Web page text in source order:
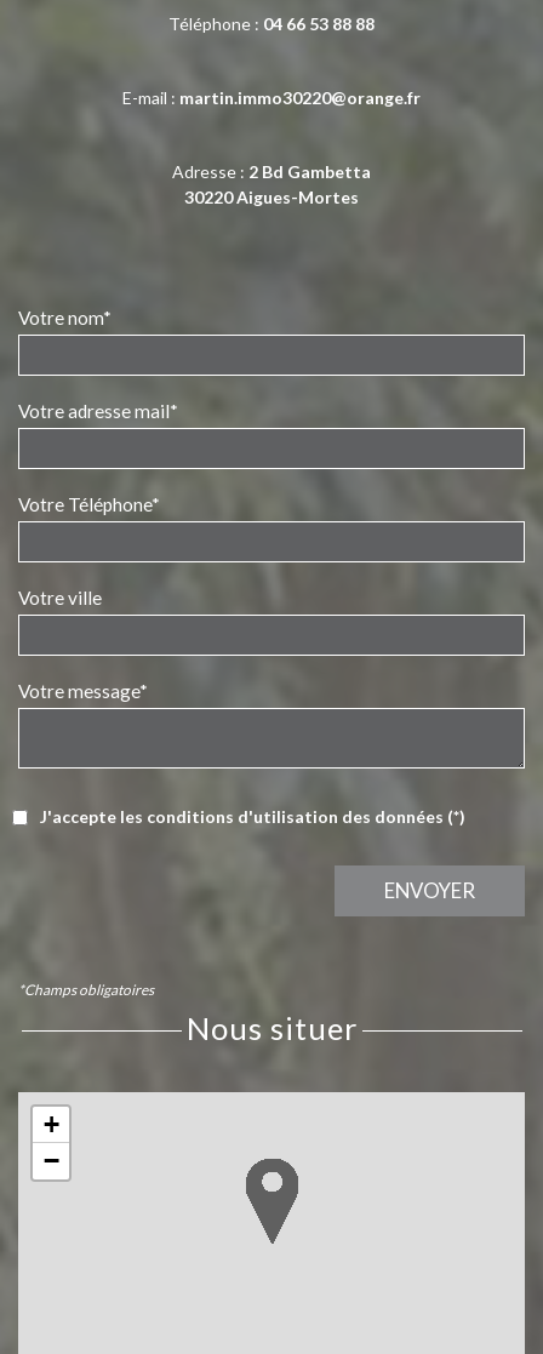
Téléphone : 04 66 53 88 88
E-mail : martin.immo30220@orange.fr
Adresse : 2 Bd Gambetta
30220 Aigues-Mortes
Votre nom*
Votre adresse mail*
Votre Téléphone*
Votre ville
Votre message*
J'accepte les conditions d'utilisation des données (*)
ENVOYER
*Champs obligatoires
nous situer
+
−